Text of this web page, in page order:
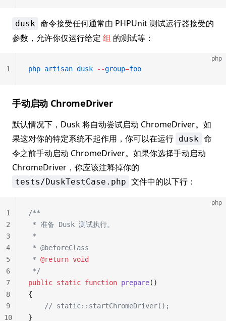
dusk 命令接受任何通常由 PHPUnit 测试运行器接受的
参数，允许你仅运行给定 组 的测试等：
php
php artisan dusk --group=foo
1
手动启动 ChromeDriver
默认情况下，Dusk 将自动尝试启动 ChromeDriver。如
果这对你的特定系统不起作用，你可以在运行 dusk 命
令之前手动启动 ChromeDriver。如果你选择手动启动
ChromeDriver，你应该注释掉你的
tests/DuskTestCase.php 文件中的以下行：
php
/**
* 准备 Dusk 测试执行。
*
* @beforeClass
* @return void
*/
public static function prepare()
{
    // static::startChromeDriver();
}
1
2
3
4
5
6
7
8
9
10